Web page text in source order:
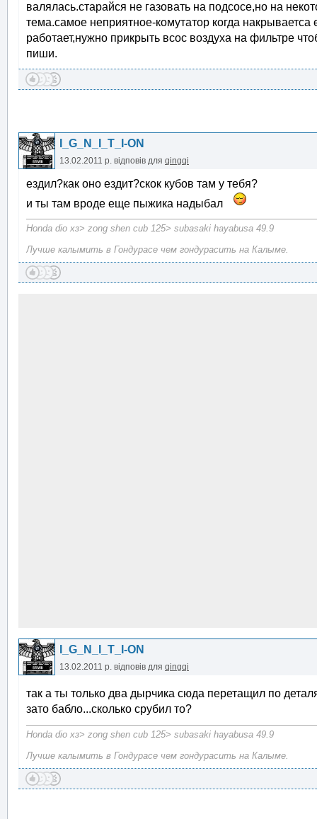
валялась.старайся не газовать на подсосе,но на
тема.самое неприятное-комутатор когда накрываетса
работает,нужно прикрыть всос воздуха на фильтре
пиши.
I_G_N_I_T_I-ON
13.02.2011 р. відповів для qingqi
ездил?как оно ездит?скок кубов там у тебя?
и ты там вроде еще пыжика надыбал
Honda dio хз> zong shen cub 125> subasaki hayabusa 49.9
Лучше калымить в Гондурасе чем гондурасить на Калыме.
I_G_N_I_T_I-ON
13.02.2011 р. відповів для qingqi
так а ты только два дырчика сюда перетащил по
зато бабло...сколько срубил то?
Honda dio хз> zong shen cub 125> subasaki hayabusa 49.9
Лучше калымить в Гондурасе чем гондурасить на Калыме.